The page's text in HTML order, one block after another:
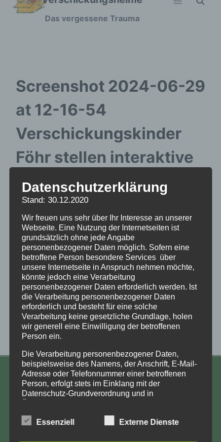
Zum
Das vergessene Trauma
Screenshot 2024-06-29
at 12-16-54
Verschickungskinder
Föhr stellen interaktive
Heimkarte online SHZ
KONTAKT
Aufarbeitung und Erforschung
Anja Röhl
Datenschutzerklärung
Stand: 30.12.2020
Wir freuen uns sehr über Ihr Interesse an unserer
Webseite. Eine Nutzung der Internetseiten ist
grundsätzlich ohne jede Angabe
personenbezogener Daten möglich. Sofern eine
betroffene Person besondere Services über
unsere Internetseite in Anspruch nehmen möchte,
könnte jedoch eine Verarbeitung
personenbezogener Daten erforderlich werden. Ist
die Verarbeitung personenbezogener Daten
erforderlich und besteht für eine solche
Verarbeitung keine gesetzliche Grundlage, holen
wir generell eine Einwilligung der betroffenen
Person ein.
Die Verarbeitung personenbezogener Daten,
beispielsweise des Namens, der Anschrift, E-Mail-
Adresse oder Telefonnummer einer betroffenen
Person, erfolgt stets im Einklang mit der
Datenschutz-Grundverordnung und in
Mittels dieser Datenschutzerklärung möchte unser
Essenziell Externe Dienste